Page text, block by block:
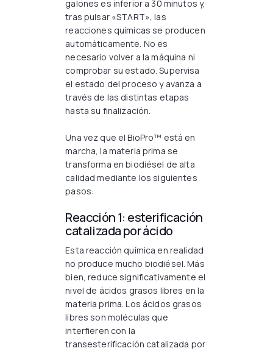
galones es inferior a 30 minutos y,
tras pulsar «START», las
reacciones químicas se producen
automáticamente. No es
necesario volver a la máquina ni
comprobar su estado. Supervisa
el estado del proceso y avanza a
través de las distintas etapas
hasta su finalización.
Una vez que el BioPro™ está en
marcha, la materia prima se
transforma en biodiésel de alta
calidad mediante los siguientes
pasos:
Reacción 1: esterificación
catalizada por ácido
Esta reacción química en realidad
no produce mucho biodiésel. Más
bien, reduce significativamente el
nivel de ácidos grasos libres en la
materia prima. Los ácidos grasos
libres son moléculas que
interfieren con la
transesterificación catalizada por